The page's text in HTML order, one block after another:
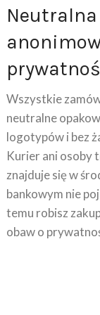
Wszystkie
neutralne
logotypów i bez
Kurier ani osoby
znajduje się w
bankowym nie
temu robisz
obaw o